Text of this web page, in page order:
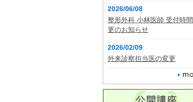
2026/06/08
整形外科 小林医師 受付時
更のお知らせ
2026/02/09
外来診察担当医の変更